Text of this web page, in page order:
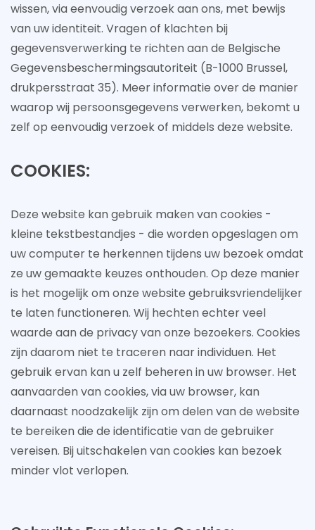
wissen, via eenvoudig verzoek aan ons, met bewijs
van uw identiteit. Vragen of klachten bij
gegevensverwerking te richten aan de Belgische
Gegevensbeschermingsautoriteit (B-1000 Brussel,
drukpersstraat 35). Meer informatie over de manier
waarop wij persoonsgegevens verwerken, bekomt u
zelf op eenvoudig verzoek of middels deze website.
COOKIES:
Deze website kan gebruik maken van cookies -
kleine tekstbestandjes - die worden opgeslagen om
uw computer te herkennen tijdens uw bezoek omdat
ze uw gemaakte keuzes onthouden. Op deze manier
is het mogelijk om onze website gebruiksvriendelijker
te laten functioneren. Wij hechten echter veel
waarde aan de privacy van onze bezoekers. Cookies
zijn daarom niet te traceren naar individuen. Het
gebruik ervan kan u zelf beheren in uw browser. Het
aanvaarden van cookies, via uw browser, kan
daarnaast noodzakelijk zijn om delen van de website
te bereiken die de identificatie van de gebruiker
vereisen. Bij uitschakelen van cookies kan bezoek
minder vlot verlopen.